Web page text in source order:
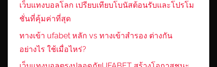
เว็บแทงบอลโลก เปรียบเทียบโบนัสต้อนรับและโปรโม
ชั่นที่คุ้มค่าที่สุด
ทางเข้า ufabet หลัก vs ทางเข้าสำรอง ต่างกัน
อย่างไร ใช้เมื่อไหร่?